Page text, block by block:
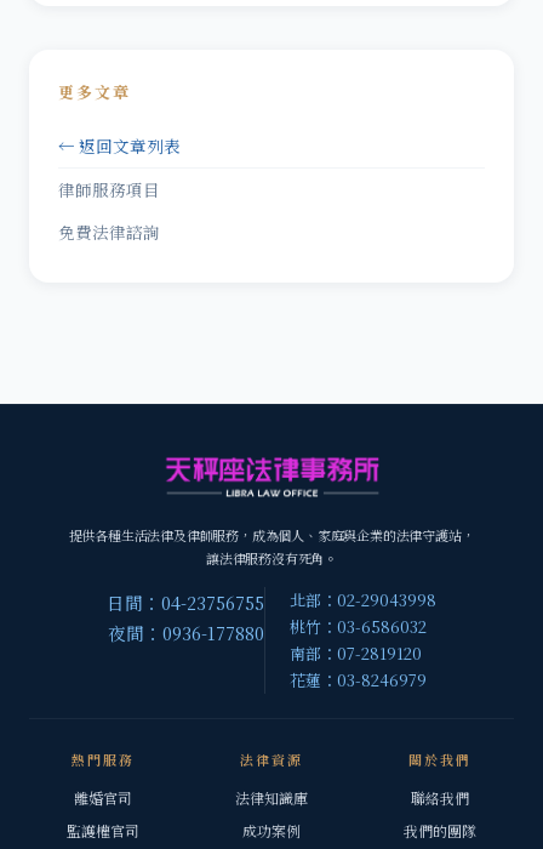
更多文章
← 返回文章列表
律師服務項目
免費法律諮詢
提供各種生活法律及律師服務，成為個人、家庭與企業的法律守護站，
讓法律服務沒有死角。
日間：04-23756755
夜間：0936-177880
北部：02-29043998
桃竹：03-6586032
南部：07-2819120
花蓮：03-8246979
熱門服務
離婚官司
監護權官司
法律資源
法律知識庫
成功案例
關於我們
聯絡我們
我們的團隊